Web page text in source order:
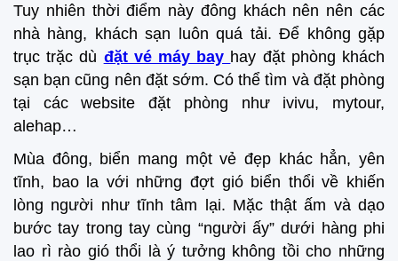
Tuy nhiên thời điểm này đông khách nên nên các
nhà hàng, khách sạn luôn quá tải. Để không gặp
trục trặc dù đặt vé máy bay hay đặt phòng khách
sạn bạn cũng nên đặt sớm. Có thể tìm và đặt phòng
tại các website đặt phòng như ivivu, mytour,
alehap…
Mùa đông, biển mang một vẻ đẹp khác hẳn, yên
tĩnh, bao la với những đợt gió biển thổi về khiến
lòng người như tĩnh tâm lại. Mặc thật ấm và dạo
bước tay trong tay cùng “người ấy” dưới hàng phi
lao rì rào gió thổi là ý tưởng không tồi cho những